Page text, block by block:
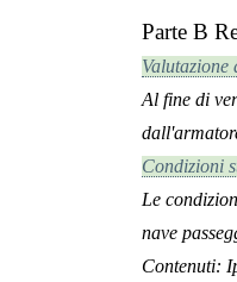
Parte B
Al fine di
Condizioni
Le
nave
Contenuti: